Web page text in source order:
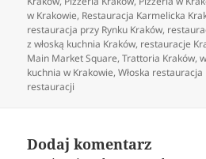
w Krakowie, Restauracja Karmelicka
restauracja przy Rynku Kraków,
z włoską kuchnia Kraków, restauracje
Main Market Square,Trattoria Kraków,
kuchnia w Krakowie,Włoska restauracja
restauracji
Dodaj komentarz